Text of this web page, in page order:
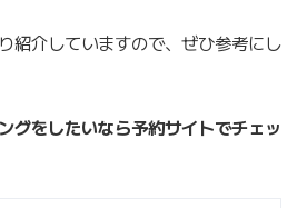
紹介していますので、ぜひ参考にし
グをしたいなら予約サイトでチェッ